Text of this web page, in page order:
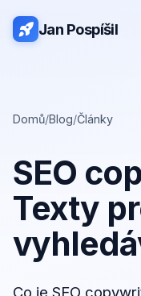
Jan Pospíšil
Domů/Blog/Články
SEO
Texty
Co je SEO